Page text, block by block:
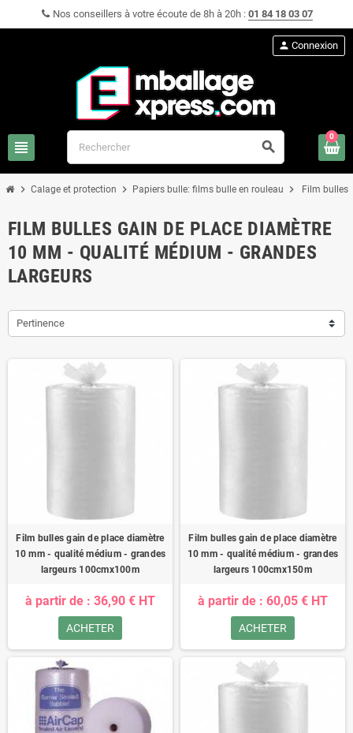
Nos conseillers à votre écoute de 8h à 20h : 01 84 18 03 07
view_headline search
person Connexion
0
chevron_right Calage et protection chevron_right Papiers bulle: films bulle en rouleau chevron_right Film bulles
FILM BULLES GAIN DE PLACE DIAMÈTRE
10 MM - QUALITÉ MÉDIUM - GRANDES
LARGEURS
Pertinence
Film bulles gain de place diamètre
10 mm - qualité médium - grandes
largeurs 100cmx100m
à partir de : 36,90 € HT
ACHETER
Film bulles gain de place diamètre
10 mm - qualité médium - grandes
largeurs 100cmx150m
à partir de : 60,05 € HT
ACHETER